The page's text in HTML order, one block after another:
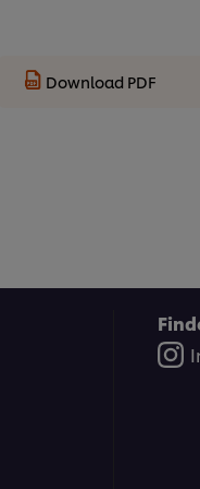
Download PDF